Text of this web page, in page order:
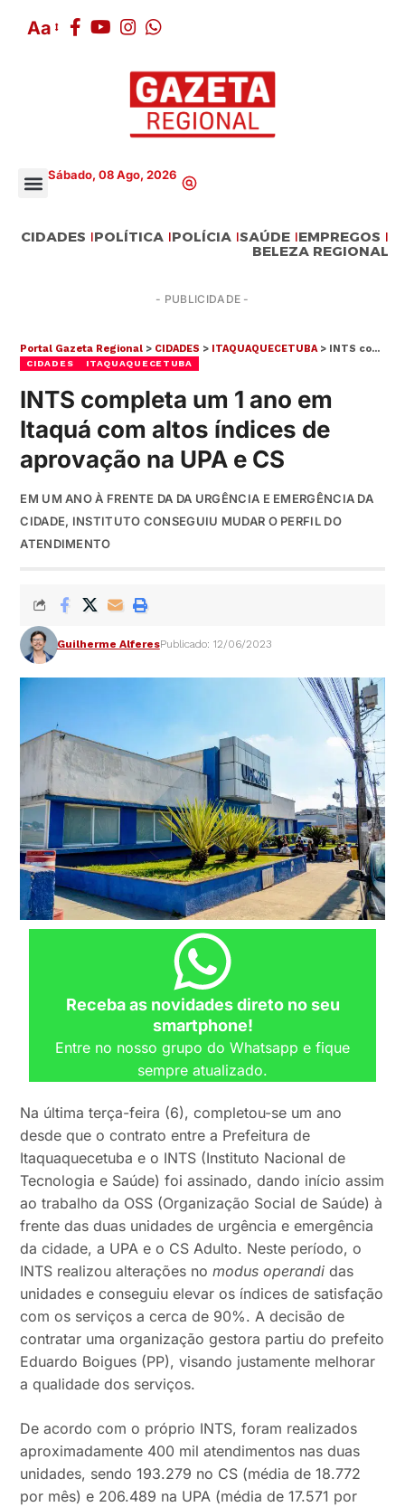
Aa
Sábado, 08 Ago, 2026
CIDADES POLÍTICA POLÍCIA SAÚDE EMPREGOS
BELEZA REGIONAL
- PUBLICIDADE -
Portal Gazeta Regional > CIDADES > ITAQUAQUECETUBA> INTS completa um 1 ano em Itaquá com altos índices de aprovação na UPA e CS
CIDADES ITAQUAQUECETUBA
INTS completa um 1 ano em
Itaquá com altos índices de
aprovação na UPA e CS
EM UM ANO À FRENTE DA DA URGÊNCIA E EMERGÊNCIA DA
CIDADE, INSTITUTO CONSEGUIU MUDAR O PERFIL DO
ATENDIMENTO
Guilherme AlferesPublicado: 12/06/2023
Receba as novidades direto no seu
smartphone!
Entre no nosso grupo do Whatsapp e fique
sempre atualizado.
Na última terça-feira (6), completou-se um ano
desde que o contrato entre a Prefeitura de
Itaquaquecetuba e o INTS (Instituto Nacional de
Tecnologia e Saúde) foi assinado, dando início assim
ao trabalho da OSS (Organização Social de Saúde) à
frente das duas unidades de urgência e emergência
da cidade, a UPA e o CS Adulto. Neste período, o
INTS realizou alterações nomodus operandi das
unidades e conseguiu elevar os índices de satisfação
com os serviços a cerca de 90%. A decisão de
contratar uma organização gestora partiu do prefeito
Eduardo Boigues (PP), visando justamente melhorar
a qualidade dos serviços.
De acordo com o próprio INTS, foram realizados
aproximadamente 400 mil atendimentos nas duas
unidades, sendo 193.279 no CS (média de 18.772
por mês) e 206.489 na UPA (média de 17.571 por